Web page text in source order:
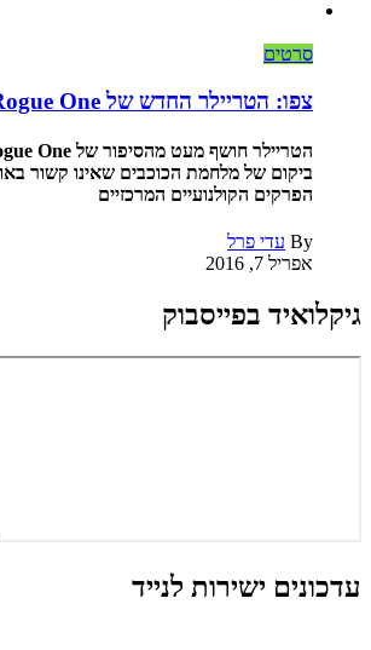
סרטים
צפו: הטריילר החדש של Rogue One
ביקום של מלחמת הכוכבים שאינו קשור
הפרקים הקולנועיים המרכזיים
By עדי פרל
אפריל 7, 2016
גיקלואיד בפייסבוק
עדכונים ישירות לנייד